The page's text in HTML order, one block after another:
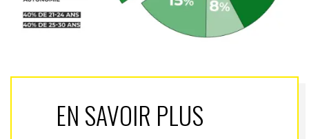
EN SAVOIR PLUS